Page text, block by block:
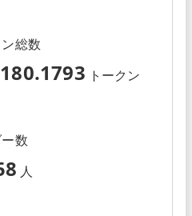
総数
トークン
数
人